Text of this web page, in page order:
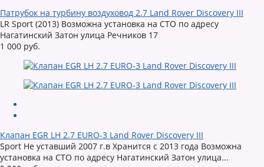
Патрубок на турбину воздуховод 2.7 Land Rover Discovery III
LR Sport (2013) Возможна установка на СТО по адресу
Нагатинский Затон улица Речников 17
1 000 руб.
Клапан EGR LH 2.7 EURO-3 Land Rover Discovery III
Sport Не уставший 2007 г.в Хранится с 2013 года Возможна
установка на СТО по адресу Нагатинский Затон улица...